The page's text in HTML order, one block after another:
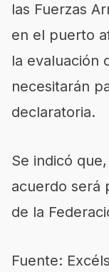
las Fuerzas
en el puerto
la evaluación
necesitarán
declaratoria.
Se indicó
acuerdo será
de la
Fuente: